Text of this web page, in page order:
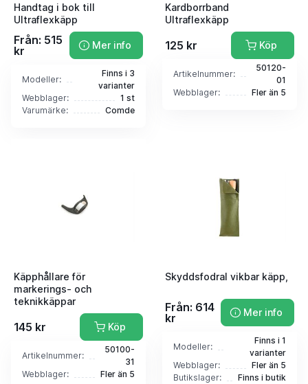
Handtag i bok till
Ultraflexkäpp
Från: 515
kr
Mer info
Modeller:
Finns i 3
varianter
Webblager:
1 st
Varumärke:
Comde
Kardborrband
Ultraflexkäpp
125 kr Köp
Artikelnummer:
50120-
01
Webblager:
Fler än 5
Käpphållare för
markerings- och
teknikkäppar
145 kr Köp
Artikelnummer:
50100-
31
Webblager:
Fler än 5
Skyddsfodral vikbar käpp,
Från: 614
kr
Mer info
Modeller:
Finns i 1
varianter
Webblager:
Fler än 5
Butikslager:
Finns i butik